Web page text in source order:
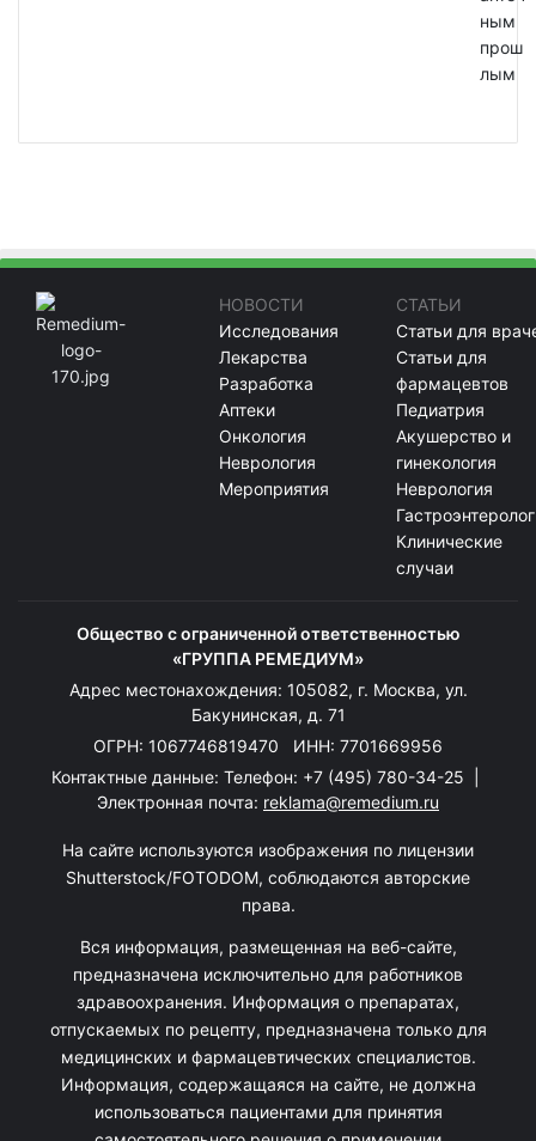
ным
прош
лым
НОВОСТИ
Исследования
Лекарства
Разработка
Аптеки
Онкология
Неврология
Мероприятия
СТАТЬИ
Статьи для
Статьи для
фармацевтов
Педиатрия
Акушерство и
гинекология
Неврология
Клинические
случаи
Общество с ограниченной ответственностью
«ГРУППА РЕМЕДИУМ»
Адрес местонахождения: 105082, г. Москва, ул.
Бакунинская, д. 71
ОГРН: 1067746819470 ИНН: 7701669956
Контактные данные: Телефон: +7 (495) 780-34-25
Электронная почта: reklama@remedium.ru
На сайте используются изображения по лицензии
Shutterstock/FOTODOM, соблюдаются авторские
права.
Вся информация, размещенная на веб-сайте,
предназначена исключительно для работников
здравоохранения. Информация о препаратах,
отпускаемых по рецепту, предназначена только для
медицинских и фармацевтических специалистов.
Информация, содержащаяся на сайте, не должна
использоваться пациентами для принятия